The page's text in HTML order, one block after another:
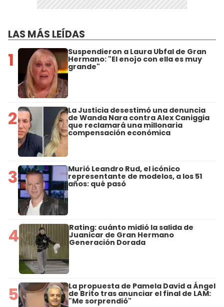
LAS MÁS LEÍDAS
1 Suspendieron a Laura Ubfal de Gran
Hermano: "El enojo con ella es muy
grande"
2 La Justicia desestimó una denuncia
de Wanda Nara contra Alex Caniggia
que reclamará una millonaria
compensación económica
3 Murió Leandro Rud, el icónico
representante de modelos, a los 51
años: qué pasó
4 Rating: cuánto midió la salida de
Juanicar de Gran Hermano
Generación Dorada
5 La propuesta de Pamela David a Ángel
de Brito tras anunciar el final de LAM:
"Me sorprendió"